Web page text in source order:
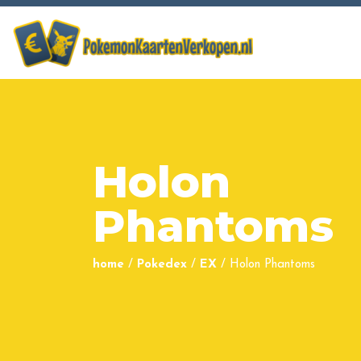
Holon
Phantoms
home / Pokedex / EX / Holon Phantoms